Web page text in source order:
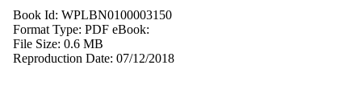
Book Id: WPLBN0100003150
Format Type: PDF eBook:
File Size: 0.6 MB
Reproduction Date: 07/12/2018